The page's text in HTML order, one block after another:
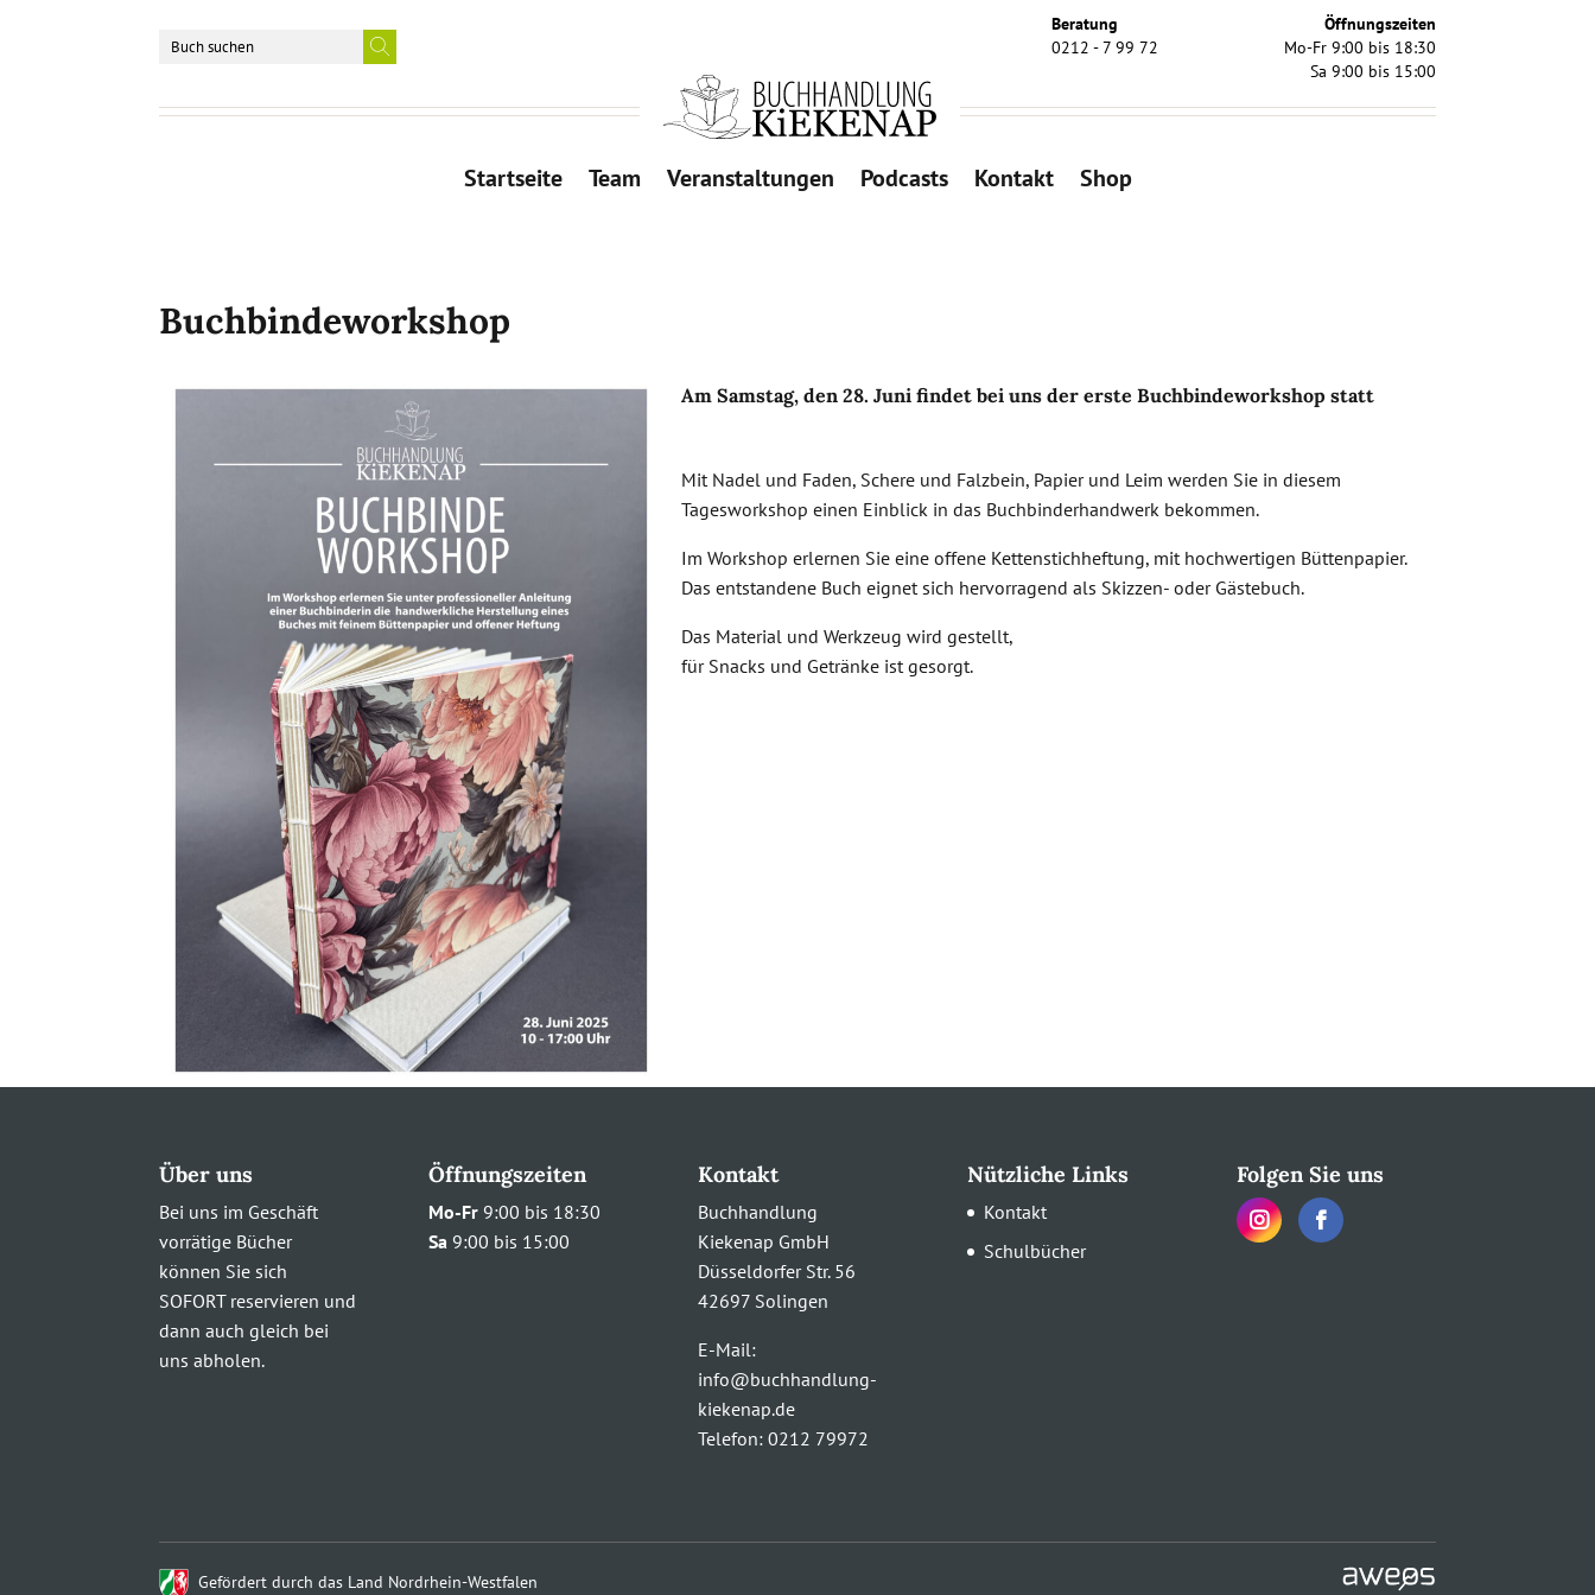
Beratung
0212 - 7 99 72
Öffnungszeiten
Mo-Fr 9:00 bis 18:30
Sa 9:00 bis 15:00
Startseite Team Veranstaltungen Podcasts Kontakt Shop
Buchbindeworkshop
Am Samstag, den 28. Juni findet bei uns der erste Buchbindeworkshop statt
Mit Nadel und Faden, Schere und Falzbein, Papier und Leim werden Sie in diesem
Tagesworkshop einen Einblick in das Buchbinderhandwerk bekommen.
Im Workshop erlernen Sie eine offene Kettenstichheftung, mit hochwertigen Büttenpapier.
Das entstandene Buch eignet sich hervorragend als Skizzen- oder Gästebuch.
Das Material und Werkzeug wird gestellt,
für Snacks und Getränke ist gesorgt.
Über uns
Bei uns im Geschäft
vorrätige Bücher
können Sie sich
SOFORT reservieren und
dann auch gleich bei
uns abholen.
Öffnungszeiten
Mo-Fr 9:00 bis 18:30
Sa 9:00 bis 15:00
Kontakt
Buchhandlung
Kiekenap GmbH
Düsseldorfer Str. 56
42697 Solingen
E-Mail:
info@buchhandlung-
kiekenap.de
Telefon:0212 79972
Nützliche Links
Kontakt
Schulbücher
Folgen Sie uns
Gefördert durch das Land Nordrhein-Westfalen